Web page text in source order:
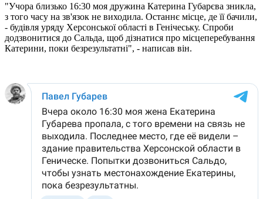
"Учора близько 16:30 моя дружина Катерина Губарєва зникла,
з того часу на зв'язок не виходила. Останнє місце, де її бачили,
- будівля уряду Херсонської області в Генічеську. Спроби
додзвонитися до Сальда, щоб дізнатися про місцеперебування
Катерини, поки безрезультатні", - написав він.